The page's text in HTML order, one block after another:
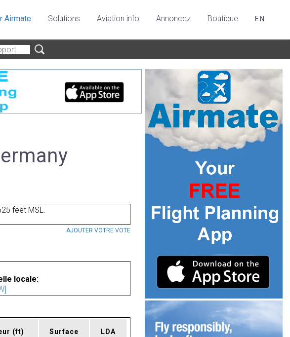
Airmate Solutions Aviation info Annoncez Boutique EN
feet MSL.
AJOUTER VOTRE VOTE
locale:
(ft) Surface
LDA